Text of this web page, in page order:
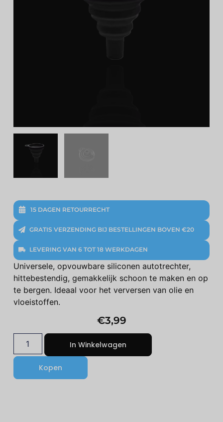
15 DAGEN RETOURRECHT
GRATIS VERZENDING BIJ BESTELLINGEN BOVEN €20
LEVERING VAN 6 TOT 18 WERKDAGEN
Universele, opvouwbare siliconen autotrechter,
hittebestendig, gemakkelijk schoon te maken en op
te bergen. Ideaal voor het verversen van olie en
vloeistoffen.
€3,99
In Winkelwagen
Kopen